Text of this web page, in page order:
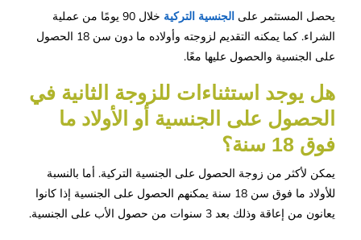
يحصل المستثمر على الجنسية التركية
خلال 90 يومًا من عملية
الشراء. كما يمكنه التقديم لزوجته وأولاده ما دون سن 18 الحصول
على الجنسية والحصول عليها معًا.
فوق 18 سنة؟
يمكن لأكثر من زوجة الحصول على الجنسية التركية. أما بالنسبة
للأولاد ما فوق سن 18 سنة يمكنهم الحصول على الجنسية إذا كانوا
يعانون من إعاقة وذلك بعد 3 سنوات من حصول الأب على الجنسية.